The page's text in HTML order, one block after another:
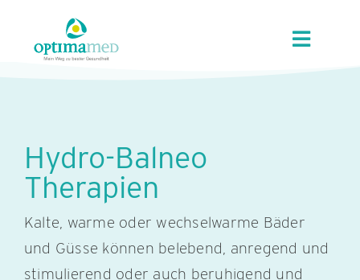
content
Toggle
ANGEBOTE
REGION
KUR/GVA
Hydro-Balneo
Therapien
Kalte, warme oder wechselwarme Bäder
und Güsse können belebend, anregend und
stimulierend oder auch beruhigend und